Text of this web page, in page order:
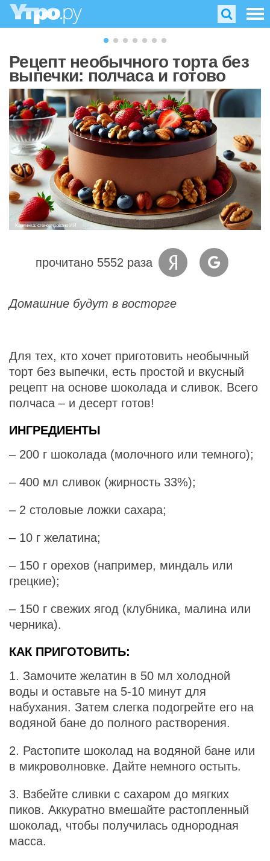
Рецепт необычного торта без
выпечки: полчаса и готово
Картинка: сгенерировано ИИ
прочитано 5552 раза
Домашние будут в восторге
Для тех, кто хочет приготовить необычный
торт без выпечки, есть простой и вкусный
рецепт на основе шоколада и сливок. Всего
полчаса – и десерт готов!
ИНГРЕДИЕНТЫ
– 200 г шоколада (молочного или темного);
– 400 мл сливок (жирность 33%);
– 2 столовые ложки сахара;
– 10 г желатина;
– 150 г орехов (например, миндаль или
грецкие);
– 150 г свежих ягод (клубника, малина или
черника).
КАК ПРИГОТОВИТЬ:
1. Замочите желатин в 50 мл холодной
воды и оставьте на 5-10 минут для
набухания. Затем слегка подогрейте его на
водяной бане до полного растворения.
2. Растопите шоколад на водяной бане или
в микроволновке. Дайте немного остыть.
3. Взбейте сливки с сахаром до мягких
пиков. Аккуратно вмешайте растопленный
шоколад, чтобы получилась однородная
масса.